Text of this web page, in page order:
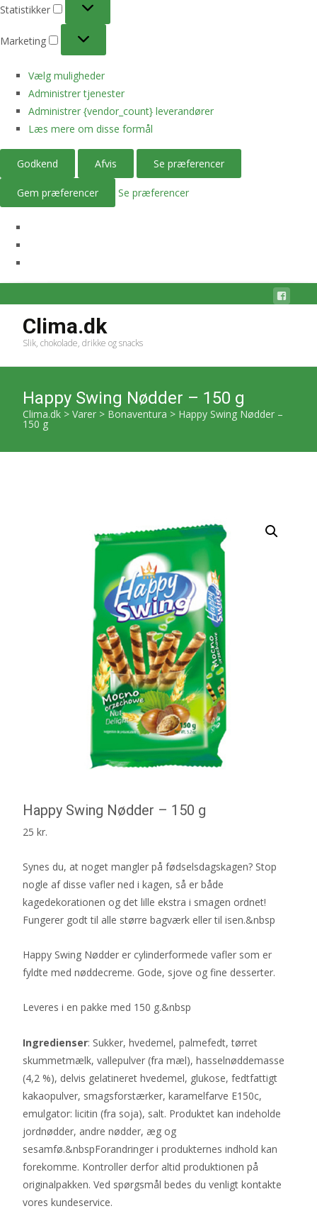
Statistikker
Marketing
Vælg muligheder
Administrer tjenester
Administrer {vendor_count} leverandører
Læs mere om disse formål
Godkend Afvis Se præferencer
Gem præferencer Se præferencer
Clima.dk
Slik, chokolade, drikke og snacks
Happy Swing Nødder – 150 g
Clima.dk > Varer > Bonaventura > Happy Swing Nødder –
150 g
Happy Swing Nødder – 150 g
25 kr.
Synes du, at noget mangler på fødselsdagskagen? Stop
nogle af disse vafler ned i kagen, så er både
kagedekorationen og det lille ekstra i smagen ordnet!
Fungerer godt til alle større bagværk eller til isen.&nbsp
Happy Swing Nødder er cylinderformede vafler som er
fyldte med nøddecreme. Gode, sjove og fine desserter.
Leveres i en pakke med 150 g.&nbsp
Ingredienser: Sukker, hvedemel, palmefedt, tørret
skummetmælk, vallepulver (fra mæl), hasselnøddemasse
(4,2 %), delvis gelatineret hvedemel, glukose, fedtfattigt
kakaopulver, smagsforstærker, karamelfarve E150c,
emulgator: licitin (fra soja), salt. Produktet kan indeholde
jordnødder, andre nødder, æg og
sesamfø.&nbspForandringer i produkternes indhold kan
forekomme. Kontroller derfor altid produktionen på
originalpakken. Ved spørgsmål bedes du venligt kontakte
vores kundeservice.